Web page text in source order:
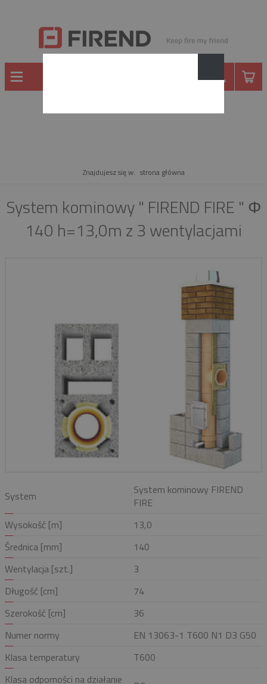
Znajdujesz się w: strona główna
System kominowy " FIREND FIRE " Φ
140 h=13,0m z 3 wentylacjami
System
System kominowy FIREND
FIRE
Wysokość [m]
13,0
Średnica [mm]
140
Wentylacja [szt.]
3
Długość [cm]
74
Szerokość [cm]
36
Numer normy
EN 13063-1 T600 N1 D3 G50
Klasa temperatury
T600
Klasa odporności na działanie